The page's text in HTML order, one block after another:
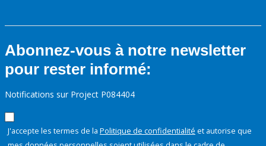
Abonnez-vous à notre newsletter
pour rester informé:
Notifications sur Project P084404
J'accepte les termes de la Politique de confidentialité et autorise que